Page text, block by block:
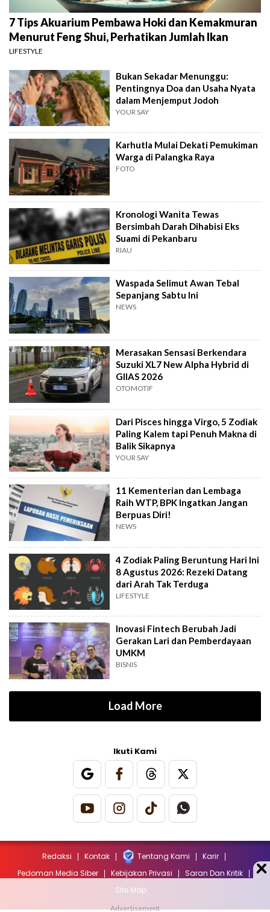
7 Tips Akuarium Pembawa Hoki dan Kemakmuran
Menurut Feng Shui, Perhatikan Jumlah Ikan
LIFESTYLE
Bukan Sekadar Menunggu:
Pentingnya Doa dan Usaha Nyata
dalam Menjemput Jodoh
YOUR SAY
Karhutla Mulai Dekati Pemukiman
Warga di Palangka Raya
FOTO
Kronologi Wanita Tewas
Bersimbah Darah Dihabisi Eks
Suami di Pekanbaru
RIAU
Waspada Selimut Awan Tebal
Sepanjang Sabtu Ini
NEWS
Merasakan Sensasi Berkendara
Suzuki XL7 New Alpha Hybrid di
GIIAS 2026
OTOMOTIF
Dari Pisces hingga Virgo, 5 Zodiak
Paling Kalem tapi Penuh Makna di
Balik Sikapnya
YOUR SAY
11 Kementerian dan Lembaga
Raih WTP, BPK Ingatkan Jangan
Berpuas Diri!
NEWS
4 Zodiak Paling Beruntung Hari Ini
8 Agustus 2026: Rezeki Datang
dari Arah Tak Terduga
LIFESTYLE
Inovasi Fintech Berubah Jadi
Gerakan Lari dan Pemberdayaan
UMKM
BISNIS
Load More
Ikuti Kami
Redaksi Kontak Tentang Kami
Karir
Pedoman Media Siber
Kebijakan Privasi
Saran Dan Kritik
Site Map